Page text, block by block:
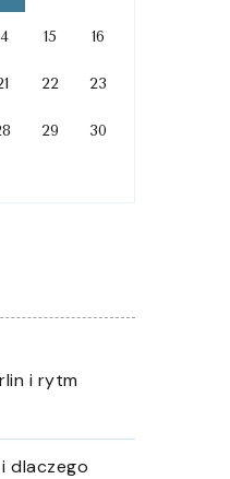
15 16
22 23
29 30
i rytm
i dlaczego